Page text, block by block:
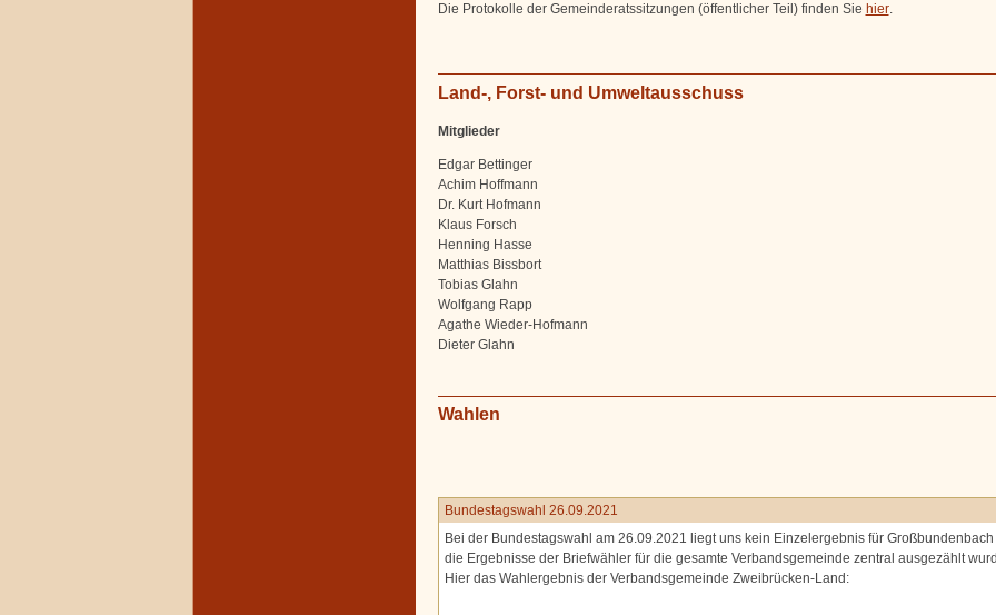
Die Protokolle der Gemeinderatssitzungen (öffentlicher Teil) finden Sie hier.
Land-, Forst- und Umweltausschuss
Mitglieder
Edgar Bettinger
Achim Hoffmann
Dr. Kurt Hofmann
Klaus Forsch
Henning Hasse
Matthias Bissbort
Tobias Glahn
Wolfgang Rapp
Agathe Wieder-Hofmann
Dieter Glahn
Wahlen
Bundestagswahl 26.09.2021
Bei der Bundestagswahl am 26.09.2021 liegt uns kein Einzelergebnis für Großbundenbach
die Ergebnisse der Briefwähler für die gesamte Verbandsgemeinde zentral ausgezählt
Hier das Wahlergebnis der Verbandsgemeinde Zweibrücken-Land: